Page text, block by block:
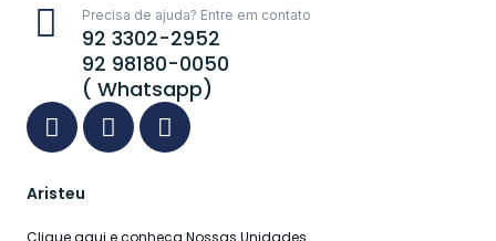
Precisa de ajuda? Entre em contato
92 3302-2952
92 98180-0050
( Whatsapp)
Aristeu